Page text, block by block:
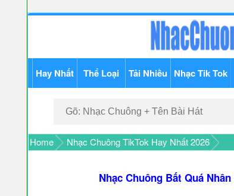
Hay Nhất Thể Loại Tải Nhiều Nhạc Tik Tok
Home Nhạc Chuông TikTok Hay Nhất 2026
Nhạc Chuông Bất Quá